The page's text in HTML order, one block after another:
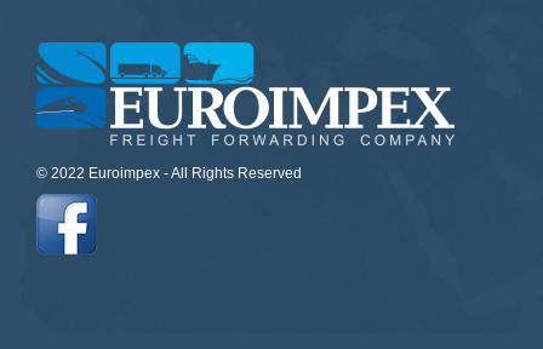
© 2022 Euroimpex - All Rights Reserved